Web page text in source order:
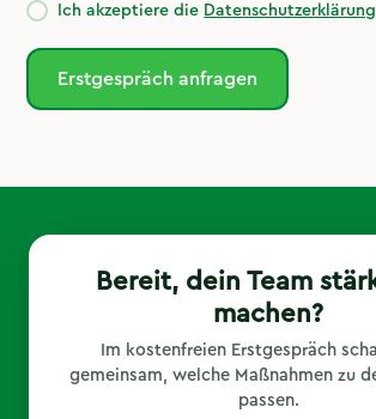
Ich akzeptiere die
Bereit, dein Team
machen?
Im kostenfreien Erstgespräch
gemeinsam, welche Maßnahmen zu
passen.